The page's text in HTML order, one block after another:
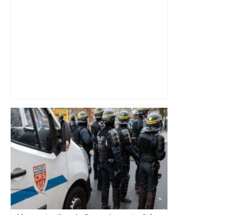
Direct. Top 14 – Perpignan – Toulouse :
l’Usap peut-elle faire chuter le
champion toulousain ? – Rugbyrama